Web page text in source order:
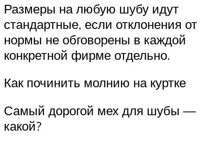
Размеры на любую шубу идут
стандартные, если отклонения от
нормы не обговорены в каждой
конкретной фирме отдельно.
Как починить молнию на куртке
Самый дорогой мех для шубы —
какой?